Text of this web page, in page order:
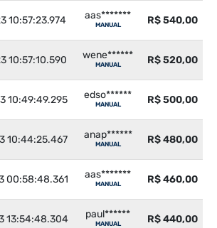
10:57:23.974 aas*******
MANUAL R$ 540,00
10:57:10.590 wene******
MANUAL R$ 520,00
10:49:49.295 edso******
MANUAL R$ 500,00
10:44:25.467 anap******
MANUAL R$ 480,00
00:58:48.361 aas*******
MANUAL R$ 460,00
13:54:48.304 paul******
MANUAL R$ 440,00